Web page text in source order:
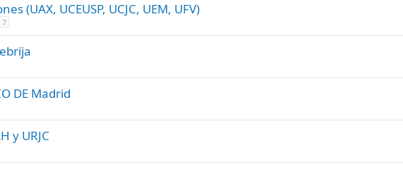
(UAX, UCEUSP, UCJC, UEM, UFV)
7
DE Madrid
y URJC